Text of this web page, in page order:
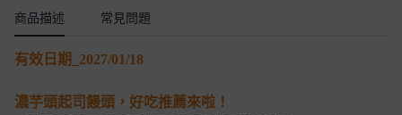
商品描述 常見問題
有效日期_2027/01/18
濃芋頭起司饅頭，好吃推薦來啦！